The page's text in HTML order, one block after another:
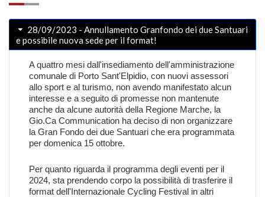
28/09/2023 - Annullamento Granfondo dei due Santuari
e possibile nuova sede per il format!
A quattro mesi dall'insediamento dell'amministrazione
comunale di Porto Sant'Elpidio, con nuovi assessori
allo sport e al turismo, non avendo manifestato alcun
interesse e a seguito di promesse non mantenute
anche da alcune autorità della Regione Marche, la
Gio.Ca Communication ha deciso di non organizzare
la Gran Fondo dei due Santuari che era programmata
per domenica 15 ottobre.
Per quanto riguarda il programma degli eventi per il
2024, sta prendendo corpo la possibilità di trasferire il
format dell'Internazionale Cycling Festival in altri